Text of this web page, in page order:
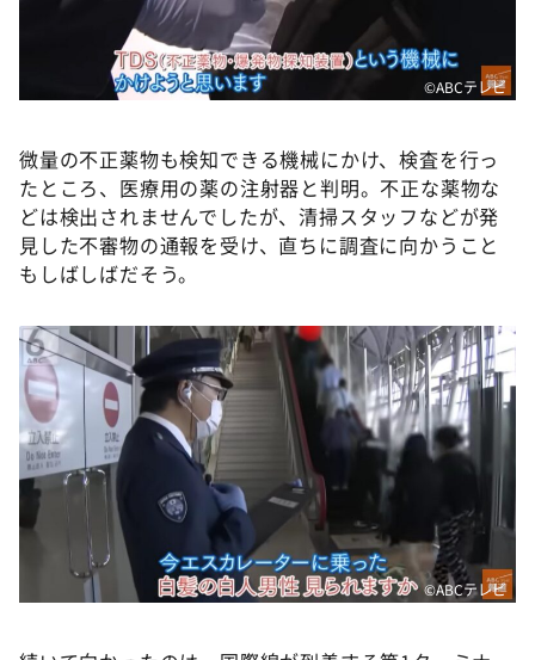
©️ABCテレビ
微量の不正薬物も検知できる機械にかけ、検査を行っ
たところ、医療用の薬の注射器と判明。不正な薬物な
どは検出されませんでしたが、清掃スタッフなどが発
見した不審物の通報を受け、直ちに調査に向かうこと
もしばしばだそう。
©️ABCテレビ